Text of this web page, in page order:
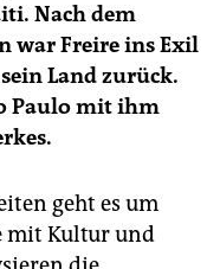
Nach dem
war Freire ins Exil
Land zurück.
Paulo mit ihm
geht es um
mit Kultur und